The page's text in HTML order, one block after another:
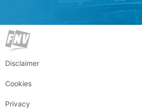
Disclaimer
Cookies
Privacy